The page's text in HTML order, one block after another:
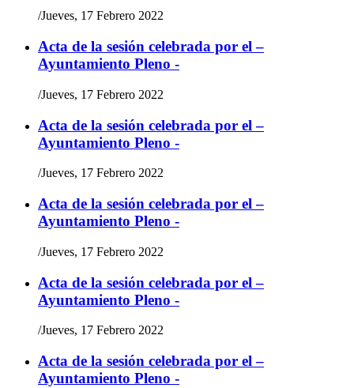
/Jueves, 17 Febrero 2022
Acta de la sesión celebrada por el –
Ayuntamiento Pleno -
/Jueves, 17 Febrero 2022
Acta de la sesión celebrada por el –
Ayuntamiento Pleno -
/Jueves, 17 Febrero 2022
Acta de la sesión celebrada por el –
Ayuntamiento Pleno -
/Jueves, 17 Febrero 2022
Acta de la sesión celebrada por el –
Ayuntamiento Pleno -
/Jueves, 17 Febrero 2022
Acta de la sesión celebrada por el –
Ayuntamiento Pleno -